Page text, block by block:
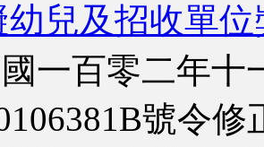
幼兒及招收單
一百零二年十
號令